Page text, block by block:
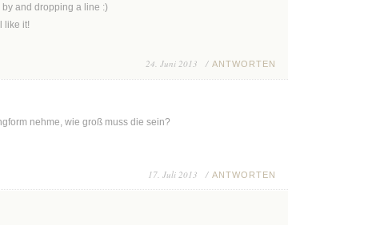
and dropping a line :)
like it!
24. Juni 2013 / ANTWORTEN
nehme, wie groß muss die sein?
17. Juli 2013 / ANTWORTEN